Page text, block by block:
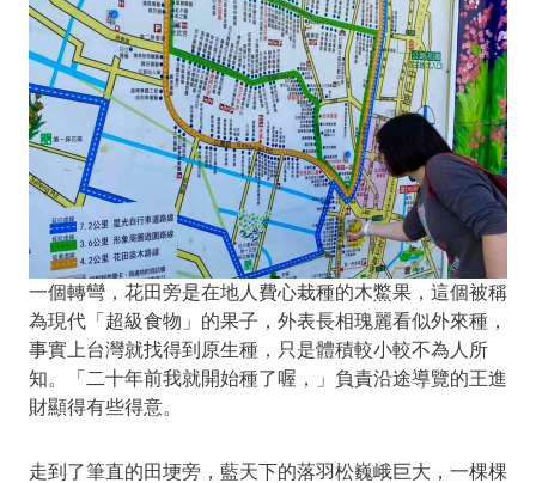
一個轉彎，花田旁是在地人費心栽種的木鱉果，這個被稱
為現代「超級食物」的果子，外表長相瑰麗看似外來種，
事實上台灣就找得到原生種，只是體積較小較不為人所
知。「二十年前我就開始種了喔，」負責沿途導覽的王進
財顯得有些得意。
走到了筆直的田埂旁，藍天下的落羽松巍峨巨大，一棵棵